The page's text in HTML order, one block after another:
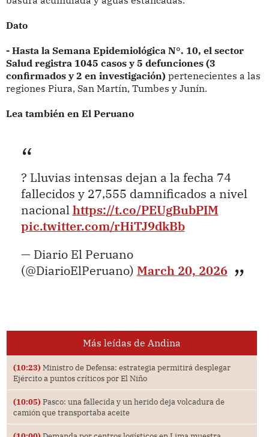
Dato
- Hasta la Semana Epidemiológica N°. 10, el sector
Salud registra 1045 casos y 5 defunciones (3
confirmados y 2 en investigación) pertenecientes a las
regiones Piura, San Martín, Tumbes y Junín.
Lea también en El Peruano
? Lluvias intensas dejan a la fecha 74
fallecidos y 27,555 damnificados a nivel
nacional https://t.co/PEUgBubPIM
pic.twitter.com/rHiTJ9dkBb
— Diario El Peruano
(@DiarioElPeruano) March 20, 2026
Más leídas de Andina
(10:23) Ministro de Defensa: estrategia permitirá desplegar
Ejército a puntos críticos por El Niño
(10:05) Pasco: una fallecida y un herido deja volcadura de
camión que transportaba aceite